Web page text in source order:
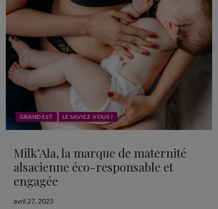
GRAND EST LE SAVIEZ-VOUS ?
Milk’Ala, la marque de maternité
alsacienne éco-responsable et
engagée
avril 27, 2023